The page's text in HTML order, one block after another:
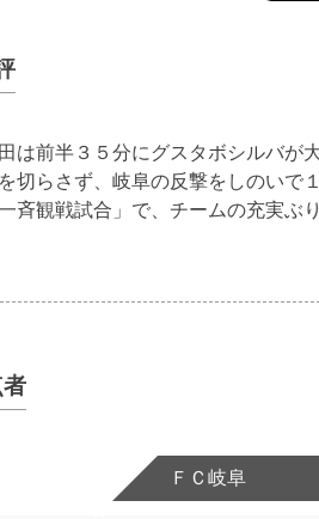
前半３５分にグスタボシルバが
切らさず、岐阜の反撃をしのいで
観戦試合」で、チームの充実ぶ
ＦＣ岐阜